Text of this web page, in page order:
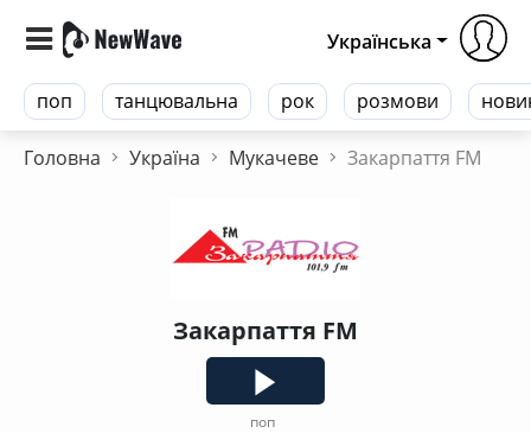
поп танцювальна рок розмови
Українська
Головна Україна Мукачеве Закарпаття FM
Закарпаття FM
поп